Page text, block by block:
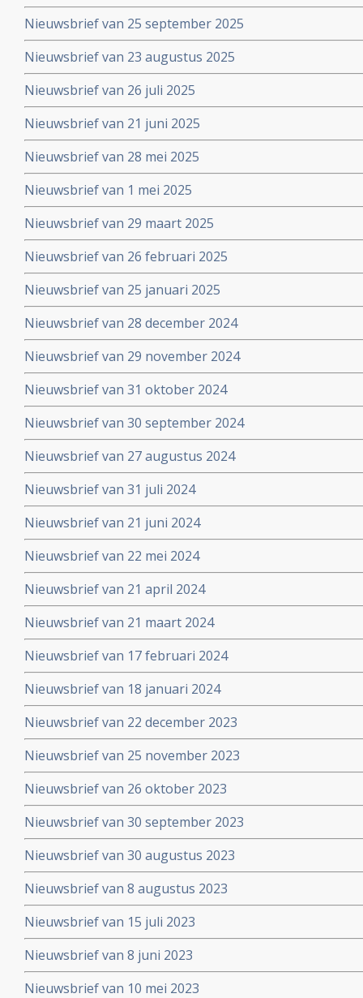
Nieuwsbrief van 25 september 2025
Nieuwsbrief van 23 augustus 2025
Nieuwsbrief van 26 juli 2025
Nieuwsbrief van 21 juni 2025
Nieuwsbrief van 28 mei 2025
Nieuwsbrief van 1 mei 2025
Nieuwsbrief van 29 maart 2025
Nieuwsbrief van 26 februari 2025
Nieuwsbrief van 25 januari 2025
Nieuwsbrief van 28 december 2024
Nieuwsbrief van 29 november 2024
Nieuwsbrief van 31 oktober 2024
Nieuwsbrief van 30 september 2024
Nieuwsbrief van 27 augustus 2024
Nieuwsbrief van 31 juli 2024
Nieuwsbrief van 21 juni 2024
Nieuwsbrief van 22 mei 2024
Nieuwsbrief van 21 april 2024
Nieuwsbrief van 21 maart 2024
Nieuwsbrief van 17 februari 2024
Nieuwsbrief van 18 januari 2024
Nieuwsbrief van 22 december 2023
Nieuwsbrief van 25 november 2023
Nieuwsbrief van 26 oktober 2023
Nieuwsbrief van 30 september 2023
Nieuwsbrief van 30 augustus 2023
Nieuwsbrief van 8 augustus 2023
Nieuwsbrief van 15 juli 2023
Nieuwsbrief van 8 juni 2023
Nieuwsbrief van 10 mei 2023